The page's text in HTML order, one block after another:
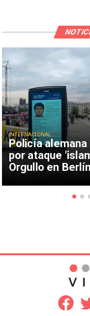
Policía
por ataque
Orgullo en Berlín
INTERNACIONAL